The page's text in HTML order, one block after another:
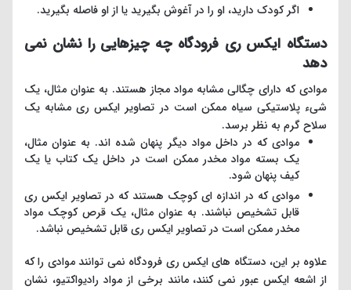
اگر کودک دارید، او را در آغوش بگیرید یا از او فاصله بگیرید.
دستگاه ایکس ری فرودگاه چه چیزهایی را نشان نمی
دهد
موادی که دارای چگالی مشابه مواد مجاز هستند. به عنوان مثال، یک
شیء پلاستیکی سیاه ممکن است در تصاویر ایکس ری مشابه یک
سلاح گرم به نظر برسد.
موادی که در داخل مواد دیگر پنهان شده اند. به عنوان مثال،
یک بسته مواد مخدر ممکن است در داخل یک کتاب یا یک
کیف پنهان شود.
موادی که در اندازه ای کوچک هستند که در تصاویر ایکس ری
قابل تشخیص نباشند. به عنوان مثال، یک قرص کوچک مواد
مخدر ممکن است در تصاویر ایکس ری قابل تشخیص نباشد.
علاوه بر این، دستگاه های ایکس ری فرودگاه نمی توانند موادی را که
از اشعه ایکس عبور نمی کنند، مانند برخی از مواد رادیواکتیو، نشان